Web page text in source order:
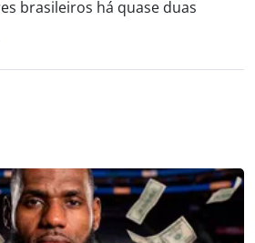
brasileiros há quase duas